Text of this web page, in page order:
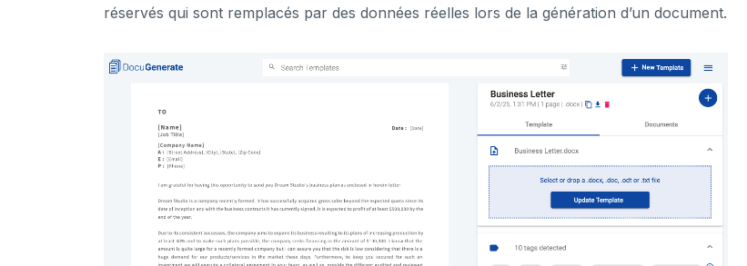
réservés qui sont remplacés par des données réelles lors de la génération d’un document.